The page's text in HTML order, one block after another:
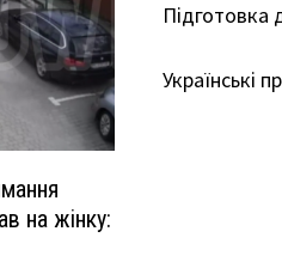
на жінку:
Підготовка
Українські